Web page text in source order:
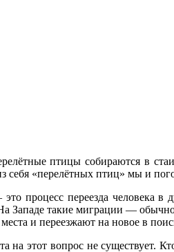
птицы собираются в
«перелётных птиц» мы и
процесс переезда человека в
Западе такие миграции —
и переезжают на новое в
этот вопрос не существует.